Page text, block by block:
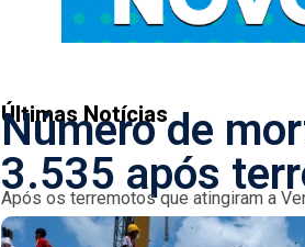
Últimas Notícias
Número de
3.535 após
Após os terremotos que atingiram a
de fatalidades para 3.535. O país